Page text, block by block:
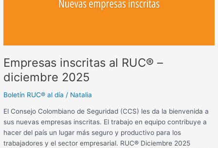
Empresas inscritas al RUC® –
diciembre 2025
Boletín RUC® al día / Natalia
El Consejo Colombiano de Seguridad (CCS) les da la bienvenida a
sus nuevas empresas inscritas. El trabajo en equipo contribuye a
hacer del país un lugar más seguro y productivo para los
trabajadores y el sector empresarial. RUC® Diciembre 2025